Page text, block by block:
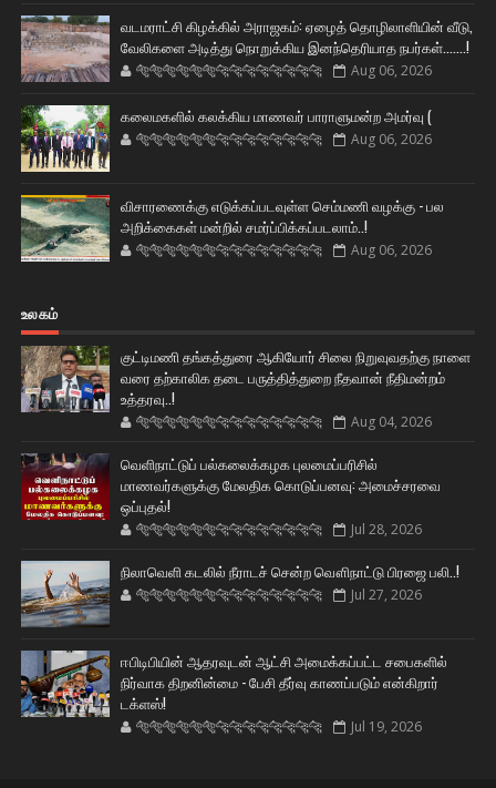
வடமராட்சி கிழக்கில் அராஜகம்: ஏழைத் தொழிலாளியின் வீடு,
வேலிகளை அடித்து நொறுக்கிய இனந்தெரியாத நபர்கள்.......!
🐅🐅🐅🐅🐅🐅🐆🐆🐆🐆🐆🐆🐆🐆 Aug 06, 2026
கலைமகளில் கலக்கிய மாணவர் பாராளுமன்ற அமர்வு (
🐅🐅🐅🐅🐅🐅🐆🐆🐆🐆🐆🐆🐆🐆 Aug 06, 2026
விசாரணைக்கு எடுக்கப்படவுள்ள செம்மணி வழக்கு - பல
அறிக்கைகள் மன்றில் சமர்ப்பிக்கப்படலாம்..!
🐅🐅🐅🐅🐅🐅🐆🐆🐆🐆🐆🐆🐆🐆 Aug 06, 2026
உலகம்
குட்டிமணி தங்கத்துரை ஆகியோர் சிலை நிறுவுவதற்கு நாளை
வரை தற்காலிக தடை பருத்தித்துறை நீதவான் நீதிமன்றம்
உத்தரவு..!
🐅🐅🐅🐅🐅🐅🐆🐆🐆🐆🐆🐆🐆🐆 Aug 04, 2026
வெளிநாட்டுப் பல்கலைக்கழக புலமைப்பரிசில்
மாணவர்களுக்கு மேலதிக கொடுப்பனவு: அமைச்சரவை
ஒப்புதல்!
🐅🐅🐅🐅🐅🐅🐆🐆🐆🐆🐆🐆🐆🐆 Jul 28, 2026
நிலாவெளி கடலில் நீராடச் சென்ற வௌிநாட்டு பிரஜை பலி..!
🐅🐅🐅🐅🐅🐅🐆🐆🐆🐆🐆🐆🐆🐆 Jul 27, 2026
ஈபிடிபியின் ஆதரவுடன் ஆட்சி அமைக்கப்பட்ட சபைகளில்
நிர்வாக திறனின்மை - பேசி தீர்வு காணப்படும் என்கிறார்
டக்ளஸ்!
🐅🐅🐅🐅🐅🐅🐆🐆🐆🐆🐆🐆🐆🐆 Jul 19, 2026